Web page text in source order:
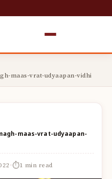
maas-vrat-udyaapan-vidhi
| magh-maas-vrat-udyaapan-
·⏱1 min read